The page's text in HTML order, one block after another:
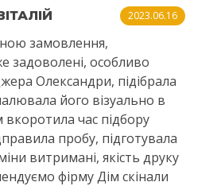
2023.06.16
замовлення,
задоволені, особливо
Олександри, підібрала
його візуально в
вкоротила час підбору
пробу, підготувала
витримані, якість друку
фірму Дім скінали